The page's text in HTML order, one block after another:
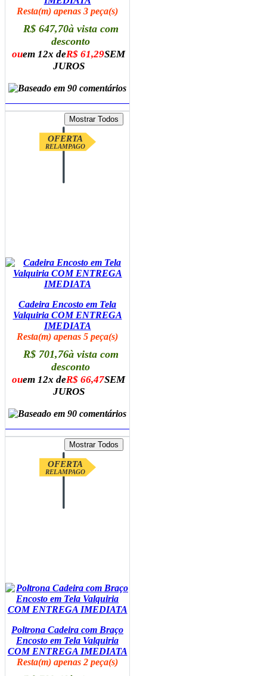
Resta(m) apenas 3 peça(s)
R$ 647,70à vista com
desconto
ouem 12x deR$ 61,29SEM
JUROS
OFERTA
RELAMPAGO
Cadeira Encosto em Tela
Valquiria COM ENTREGA
IMEDIATA
Resta(m) apenas 5 peça(s)
R$ 701,76à vista com
desconto
ouem 12x deR$ 66,47SEM
JUROS
OFERTA
RELAMPAGO
Poltrona Cadeira com Braço
Encosto em Tela Valquiria
COM ENTREGA IMEDIATA
Resta(m) apenas 2 peça(s)